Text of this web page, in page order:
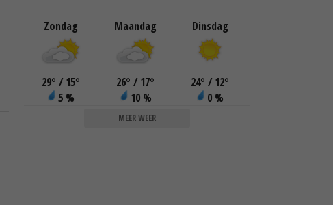
Zondag
29° / 15°
5 %
Maandag
26° / 17°
10 %
Dinsdag
24° / 12°
0 %
MEER WEER